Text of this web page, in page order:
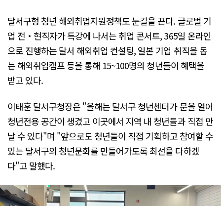
달서구형 청년 해외취업지원정책도 눈길을 끈다. 글로벌 기
업 전‧현직자가 특강에 나서는 취업 콘서트, 365일 온라인
으로 진행하는 달서 해외취업 컨설팅, 일본 기업 취직을 돕
는 해외취업캠프 등을 통해 15~100명의 청년들이 혜택을
받고 있다.
이태훈 달서구청장은 "올해는 달서구 청년센터가 문을 열어
청년전용 공간이 생겼고 이곳에서 지역 내 청년들과 직접 만
날 수 있다"며 "앞으로도 청년들이 직접 기획하고 참여할 수
있는 달서구의 청년문화를 만들어가도록 최선을 다하겠
다"고 말했다.